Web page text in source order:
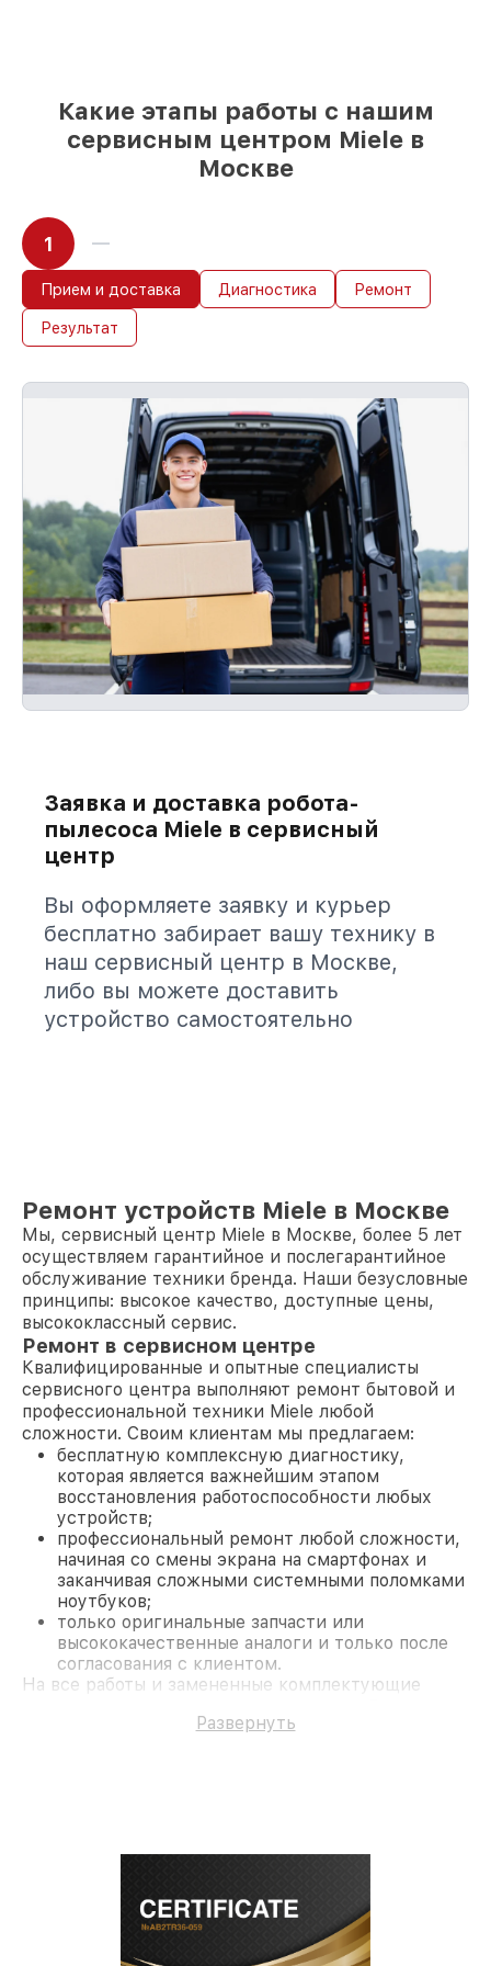
Какие этапы работы с нашим
сервисным центром Miele в
Москве
1
Прием и доставка Диагностика Ремонт
Результат
Заявка и доставка робота-
пылесоса Miele в сервисный
центр
Вы оформляете заявку и курьер
бесплатно забирает вашу технику в
наш сервисный центр в Москве,
либо вы можете доставить
устройство самостоятельно
Ремонт устройств Miele в Москве
Мы, сервисный центр Miele в Москве, более 5 лет
осуществляем гарантийное и послегарантийное
обслуживание техники бренда. Наши безусловные
принципы: высокое качество, доступные цены,
высококлассный сервис.
Ремонт в сервисном центре
Квалифицированные и опытные специалисты
сервисного центра выполняют ремонт бытовой и
профессиональной техники Miele любой
сложности. Своим клиентам мы предлагаем:
бесплатную комплексную диагностику,
которая является важнейшим этапом
восстановления работоспособности любых
устройств;
профессиональный ремонт любой сложности,
начиная со смены экрана на смартфонах и
заканчивая сложными системными поломками
ноутбуков;
только оригинальные запчасти или
высококачественные аналоги и только после
согласования с клиентом.
На все работы и замененные комплектующие
поломки по условиям гарантии, мы бесплатно
безупречной репутацией;
лицензированное ПО в ремонтно-
диагностических мастерских;
собственный склад комплектующих, что
Развернуть